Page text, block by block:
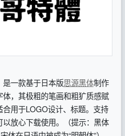
一款基于日本版思源黑体制作
，其极粗的笔画和粗犷质感赋
用于LOGO设计、标题。支持
放心下载使用。（提示：黑体